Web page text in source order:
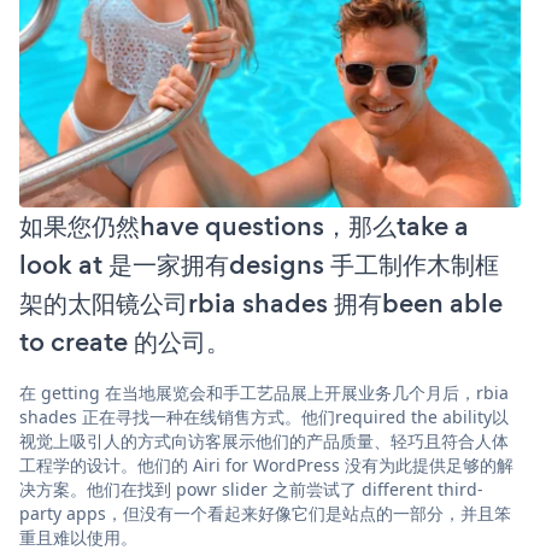
如果您仍然have questions，那么take a
look at 是一家拥有designs 手工制作木制框
架的太阳镜公司rbia shades 拥有been able
to create 的公司。
在 getting 在当地展览会和手工艺品展上开展业务几个月后，rbia
shades 正在寻找一种在线销售方式。他们required the ability以
视觉上吸引人的方式向访客展示他们的产品质量、轻巧且符合人体
工程学的设计。他们的 Airi for WordPress 没有为此提供足够的解
决方案。他们在找到 powr slider 之前尝试了 different third-
party apps，但没有一个看起来好像它们是站点的一部分，并且笨
重且难以使用。